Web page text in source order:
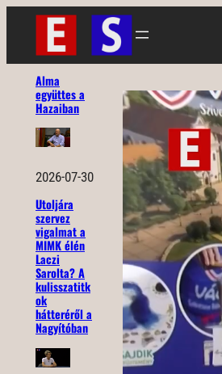
Ugrás
tartalomhoz
Alma
együttes a
Hazaiban
2026-07-30
Utoljára
szervez
vigalmat a
MIMK élén
Laczi
Sarolta? A
kulisszatitk
ok
hátteréről a
Nagyítóban